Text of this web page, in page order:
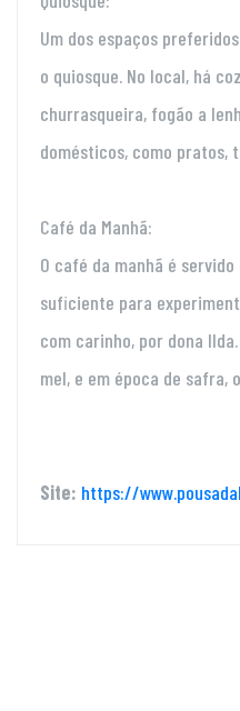
Um dos espaços
o quiosque. No local, há
churrasqueira, fogão a
domésticos, como pratos,
Café da Manhã:
O café da manhã é
suficiente para
com carinho, por dona
mel, e em época de safra,
Site: https://